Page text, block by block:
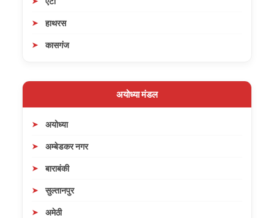
हाथरस
कासगंज
अयोध्या मंडल
अयोध्या
अम्बेडकर नगर
बाराबंकी
सुल्तानपुर
अमेठी